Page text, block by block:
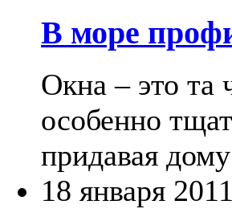
В море
Окна – это та
особенно
придавая
18 января 2011